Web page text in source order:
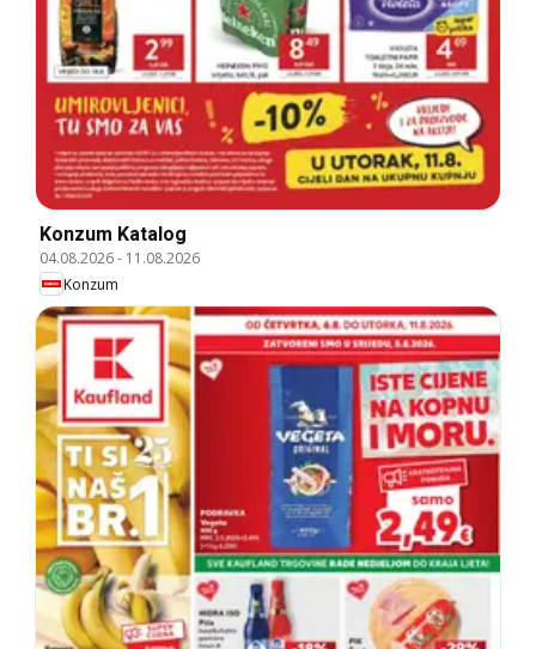
Konzum Katalog
04.08.2026- 11.08.2026
Konzum